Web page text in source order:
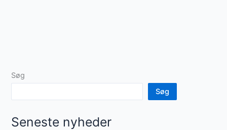
Søg
Søg
Seneste nyheder